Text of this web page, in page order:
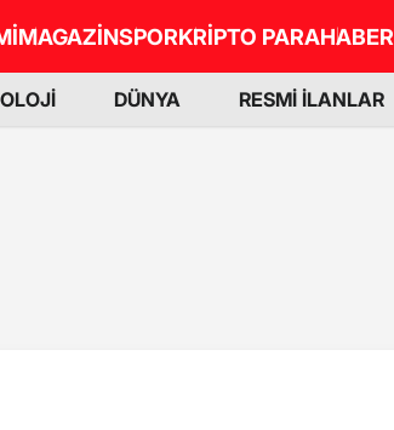
MAGAZİNSPORKRİPTO PARAHABER
DÜNYA RESMİ İLANLAR